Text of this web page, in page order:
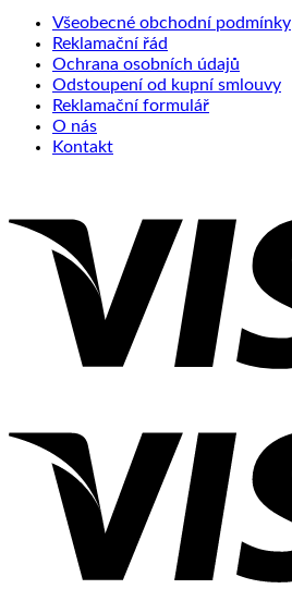
Všeobecné obchodní podmínky
Reklamační řád
Ochrana osobních údajů
Odstoupení od kupní smlouvy
Reklamační formulář
O nás
Kontakt